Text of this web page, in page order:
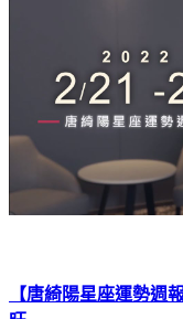
【唐綺陽星座運勢週